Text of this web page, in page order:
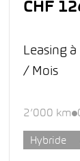
CHF
Leasing
/ Mois
2’000 km
Hybride